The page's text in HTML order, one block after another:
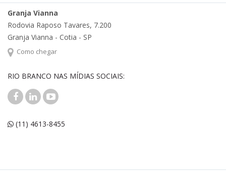
Granja Vianna
Rodovia Raposo Tavares, 7.200
Granja Vianna - Cotia - SP
Como chegar
RIO BRANCO NAS MÍDIAS SOCIAIS:
(11) 4613-8455